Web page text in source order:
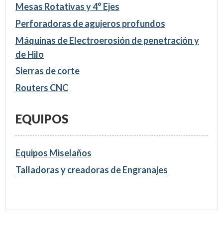
Mesas Rotativas y 4° Ejes
Perforadoras de agujeros profundos
Máquinas de Electroerosión de penetración y
de Hilo
Sierras de corte
Routers CNC
EQUIPOS
Equipos Miselaños
Talladoras y creadoras de Engranajes